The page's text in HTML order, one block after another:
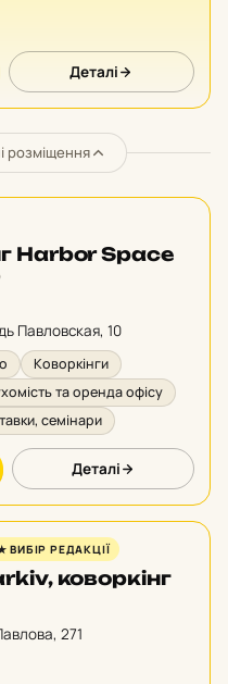
Деталі
розміщення
Harbor Space
Павловская, 10
Коворкінги
та оренда офісу
семінари
Деталі
ВИБІР РЕДАКЦІЇ
коворкінг
271